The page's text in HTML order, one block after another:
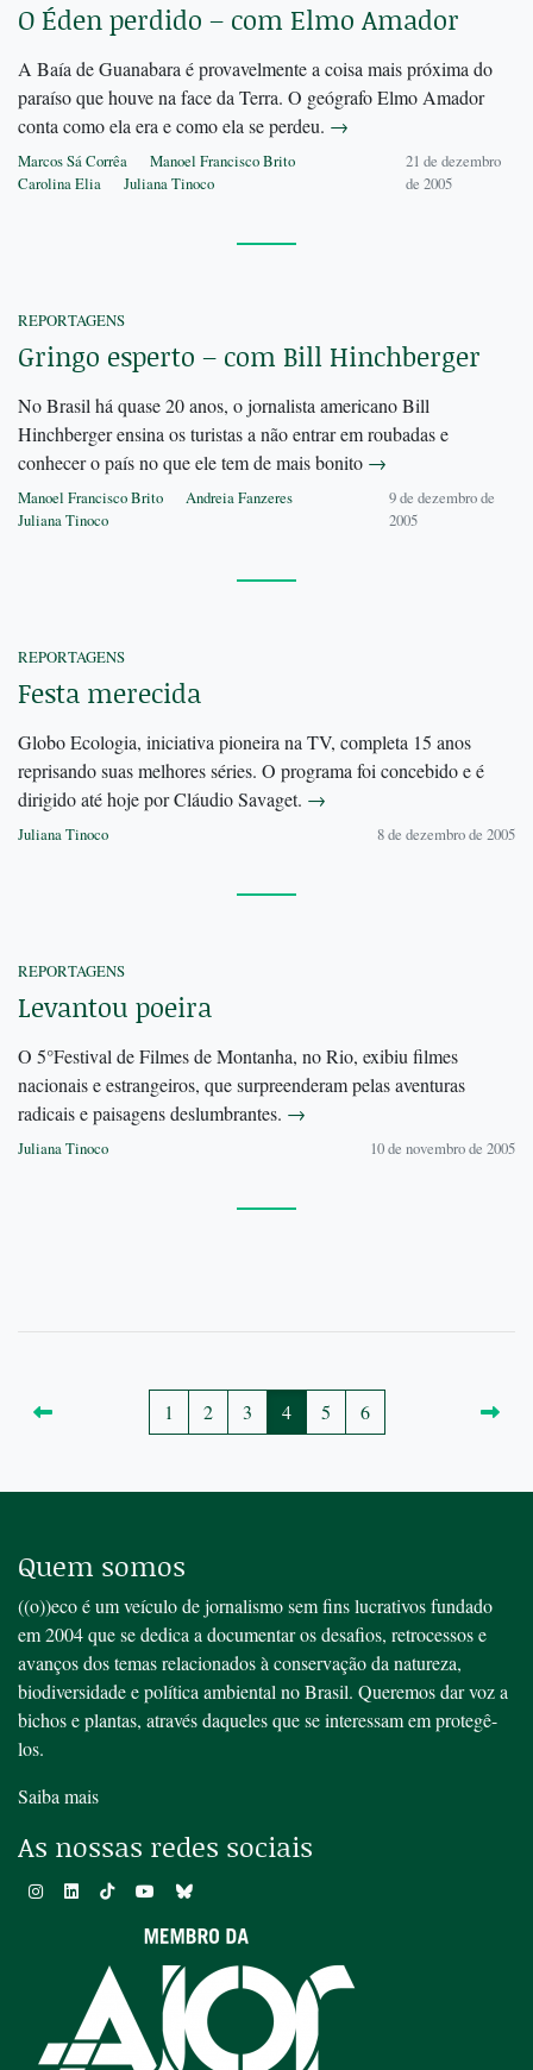
O Éden perdido – com Elmo Amador
A Baía de Guanabara é provavelmente a coisa mais próxima do
paraíso que houve na face da Terra. O geógrafo Elmo Amador
conta como ela era e como ela se perdeu. →
Marcos Sá Corrêa
Manoel Francisco Brito
Carolina Elia
Juliana Tinoco
21 de dezembro
de 2005
REPORTAGENS
Gringo esperto – com Bill Hinchberger
No Brasil há quase 20 anos, o jornalista americano Bill
Hinchberger ensina os turistas a não entrar em roubadas e
conhecer o país no que ele tem de mais bonito →
Manoel Francisco Brito
Andreia Fanzeres
Juliana Tinoco
9 de dezembro de
2005
REPORTAGENS
Festa merecida
Globo Ecologia, iniciativa pioneira na TV, completa 15 anos
reprisando suas melhores séries. O programa foi concebido e é
dirigido até hoje por Cláudio Savaget. →
Juliana Tinoco 8 de dezembro de 2005
REPORTAGENS
Levantou poeira
O 5°Festival de Filmes de Montanha, no Rio, exibiu filmes
nacionais e estrangeiros, que surpreenderam pelas aventuras
radicais e paisagens deslumbrantes. →
Juliana Tinoco 10 de novembro de 2005
1 2 3 4 5 6
Quem somos
((o))eco é um veículo de jornalismo sem fins lucrativos fundado
em 2004 que se dedica a documentar os desafios, retrocessos e
avanços dos temas relacionados à conservação da natureza,
biodiversidade e política ambiental no Brasil. Queremos dar voz a
bichos e plantas, através daqueles que se interessam em protegê-
los.
Saiba mais
As nossas redes sociais